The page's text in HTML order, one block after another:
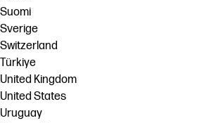
Suomi
Sverige
Switzerland
Türkiye
United Kingdom
United States
Uruguay